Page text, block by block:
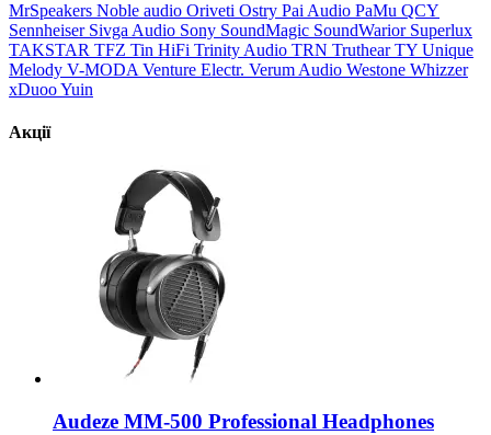
MrSpeakers Noble audio Oriveti Ostry Pai Audio PaMu QCY
Sennheiser Sivga Audio Sony SoundMagic SoundWarior Superlux
TAKSTAR TFZ Tin HiFi Trinity Audio TRN TruthearTY Unique
Melody V-MODA Venture Electr. Verum Audio Westone Whizzer
xDuooYuin
Акції
Audeze MM-500 Professional Headphones